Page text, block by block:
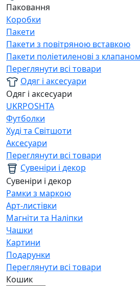
Паковання
Коробки
Пакети
Пакети з повітряною вставкою
Пакети поліетиленові з клапаном
Переглянути всі товари
Одяг і аксесуари
Одяг і аксесуари
UKRPOSHTA
Футболки
Худі та Світшоти
Аксесуари
Переглянути всі товари
Сувеніри і декор
Сувеніри і декор
Рамки з маркою
Арт-листівки
Магніти та Наліпки
Чашки
Картини
Подарунки
Переглянути всі товари
Кошик